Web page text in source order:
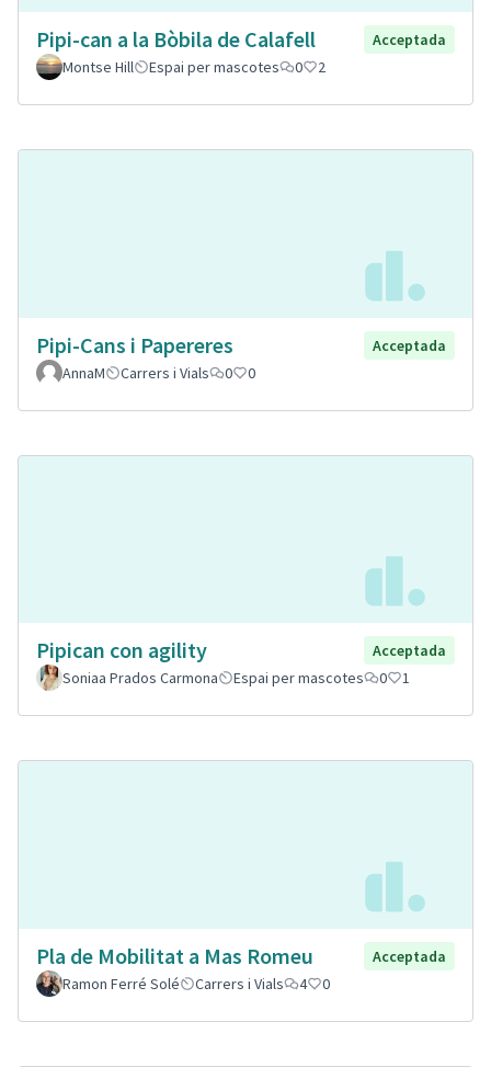
Pipi-can a la Bòbila de Calafell
Acceptada
Montse Hill
Espai per mascotes 0 2
Pipi-Cans i Papereres
Acceptada
AnnaM
Carrers i Vials 0 0
Pipican con agility
Acceptada
Soniaa Prados Carmona
Espai per mascotes 0 1
Pla de Mobilitat a Mas Romeu
Acceptada
Ramon Ferré Solé
Carrers i Vials 4 0